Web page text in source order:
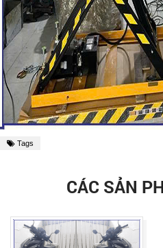
Tags
CÁC SẢN